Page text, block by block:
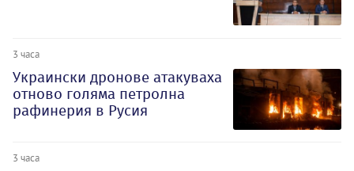
3 часа
Украински дронове атакуваха
отново голяма петролна
рафинерия в Русия
3 часа